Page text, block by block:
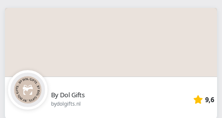
By Dol Gifts
bydolgifts.nl 9,6